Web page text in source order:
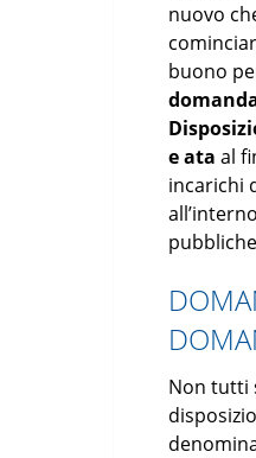
nuovo
buono
e ata al
incarichi
Non tutti